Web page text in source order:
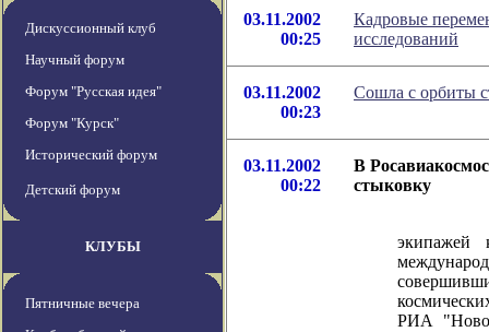
Дискуссионный клуб
Научный форум
Форум "Русская идея"
Форум "Курск"
Исторический форум
Детский форум
КЛУБЫ
Пятничные вечера
03.11.2002
00:25
Кадровые
исследований
03.11.2002
00:23
Сошла с орбиты
03.11.2002
00:22
В
стыковку
экипажей
РИА